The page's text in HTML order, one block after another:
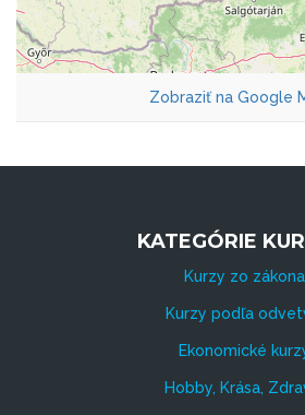
Zobraziť na Google
KATEGÓRIE
Kurzy zo zákona
Kurzy podľa
Ekonomické
Hobby, Krása,